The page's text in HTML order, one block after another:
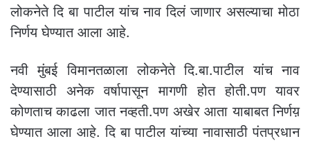
लोकनेते दि बा पाटील यांच नाव दिलं जाणार असल्याचा मोठा
निर्णय घेण्यात आला आहे.
नवी मुंबई विमानतळाला लोकनेते दि.बा.पाटील यांच नाव
देण्यासाठी अनेक वर्षापासून मागणी होत होती.पण यावर
कोणताच काढला जात नव्हती.पण अखेर आता याबाबत निर्णय़
घेण्यात आला आहे. दि बा पाटील यांच्या नावासाठी पंतप्रधान